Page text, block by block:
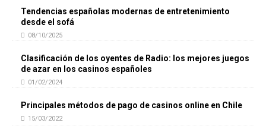
Tendencias españolas modernas de entretenimiento
desde el sofá
08/10/2025
Clasificación de los oyentes de Radio: los mejores juegos
de azar en los casinos españoles
01/02/2024
Principales métodos de pago de casinos online en Chile
15/03/2022